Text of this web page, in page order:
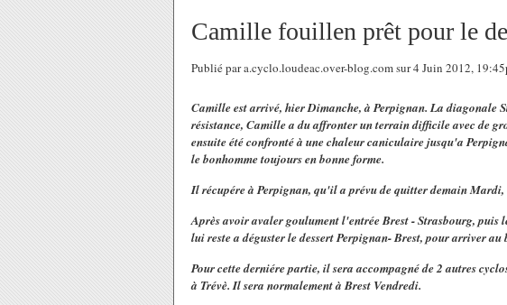
Camille fouillen prêt pour le
Publié par a.cyclo.loudeac.over-blog.com sur 4 Juin 2012,
Camille est arrivé, hier Dimanche, à Perpignan. La diagonale
résistance, Camille a du affronter un terrain difficile avec de
ensuite été confronté à une chaleur caniculaire jusqu'a
le bonhomme toujours en bonne forme.
Il récupére à Perpignan, qu'il a prévu de quitter demain Mardi,
Après avoir avaler goulument l'entrée Brest - Strasbourg, puis
lui reste a déguster le dessert Perpignan- Brest, pour arriver au
Pour cette derniére partie, il sera accompagné de 2 autres
à Trévè. Il sera normalement à Brest Vendredi.